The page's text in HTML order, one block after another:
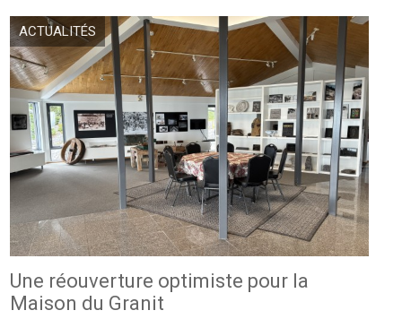
ACTUALITÉS
Une réouverture optimiste pour la
Maison du Granit